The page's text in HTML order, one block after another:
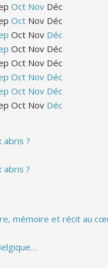
Oct Nov Déc
Oct Nov Déc
Oct Nov Déc
Oct Nov Déc
Oct Nov Déc
Oct Nov Déc
Oct Nov Déc
Oct Nov Déc
abris ?
abris ?
mémoire et récit au